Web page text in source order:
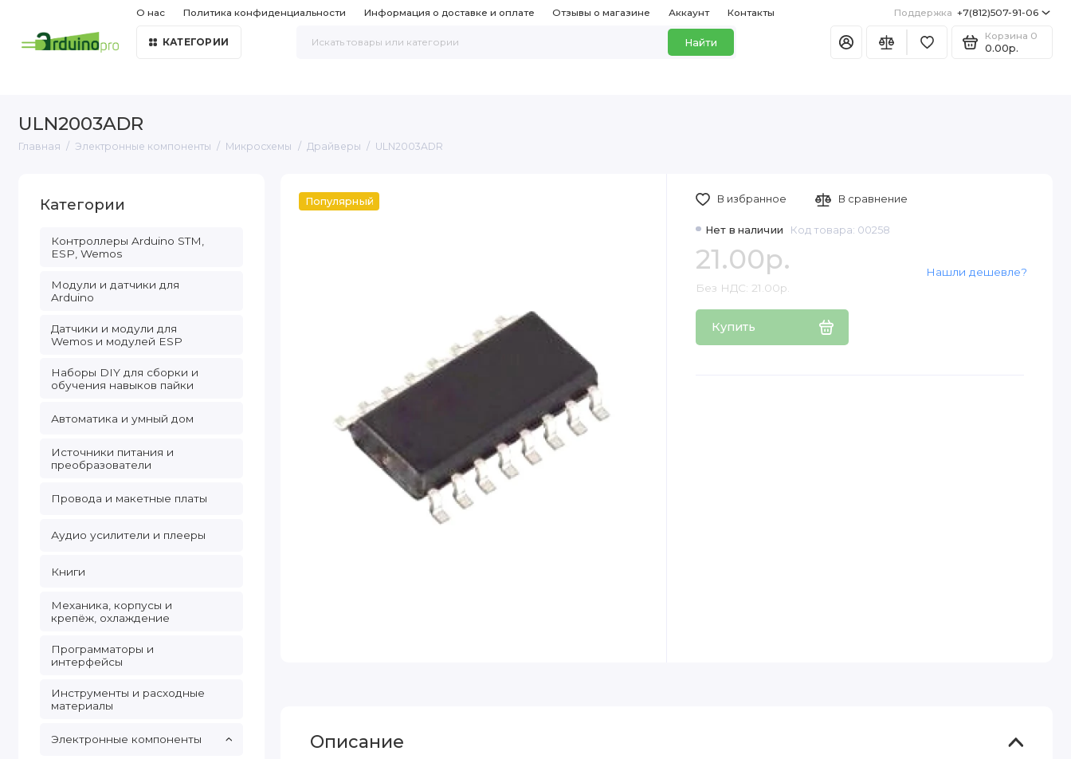
О нас Политика конфиденциальности Информация о доставке и оплате Отзывы о магазине Аккаунт Контакты Поддержка +7(812)507-91-06
КАТЕГОРИИ Найти
Корзина 0
0.00р.
ULN2003ADR
Главная Электронные компоненты Микросхемы Драйверы ULN2003ADR
Категории
Контроллеры Arduino STM,
ESP, Wemos
Модули и датчики для
Arduino
Датчики и модули для
Wemos и модулей ESP
Наборы DIY для сборки и
обучения навыков пайки
Автоматика и умный дом
Источники питания и
преобразователи
Провода и макетные платы
Аудио усилители и плееры
Книги
Механика, корпусы и
крепёж, охлаждение
Программаторы и
интерфейсы
Инструменты и расходные
материалы
Электронные компоненты
Популярный
Нет в наличии Код товара: 00258
21.00р.
Без НДС: 21.00р.
Купить
Нашли дешевле?
В избранное В сравнение
Описание